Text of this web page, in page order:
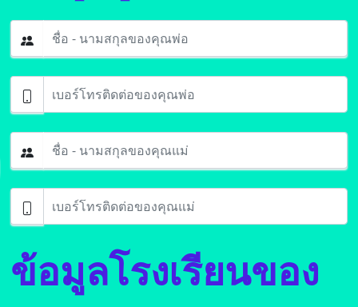
ข้อมูลโรงเรียนของ